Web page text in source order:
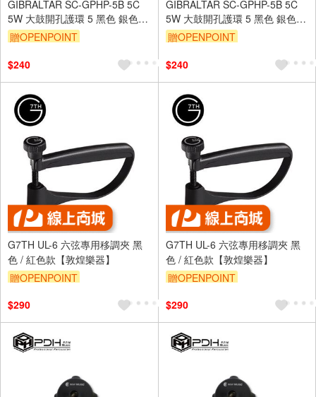
GIBRALTAR SC-GPHP-5B 5C
5W 大鼓開孔護環 5 黑色 銀色
白色【敦煌樂器】
贈OPENPOINT
$240
GIBRALTAR SC-GPHP-5B 5C
5W 大鼓開孔護環 5 黑色 銀色
白色【敦煌樂器】
贈OPENPOINT
$240
G7TH UL-6 六弦專用移調夾 黑
色 / 紅色款【敦煌樂器】
贈OPENPOINT
$290
G7TH UL-6 六弦專用移調夾 黑
色 / 紅色款【敦煌樂器】
贈OPENPOINT
$290